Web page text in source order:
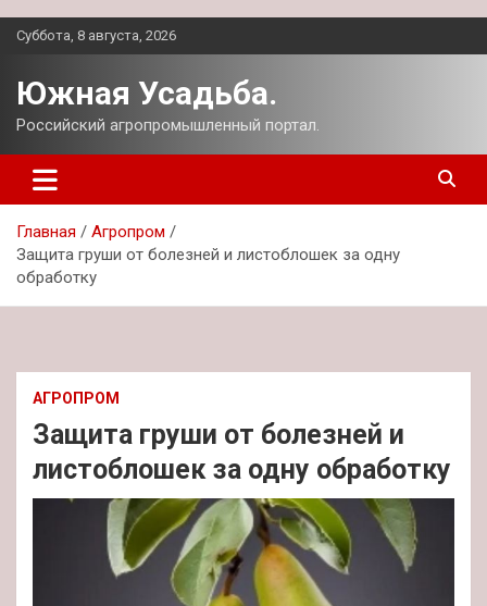
Перейти
Суббота, 8 августа, 2026
Южная Усадьба.
Российский агропромышленный портал.
Главная
Агропром
Защита груши от болезней и листоблошек за одну
обработку
АГРОПРОМ
Защита груши от болезней и
листоблошек за одну обработку